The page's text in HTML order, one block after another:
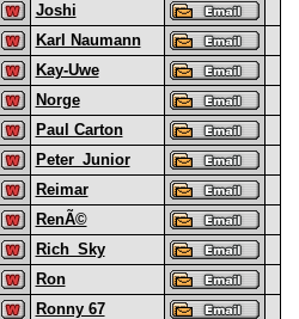
Joshi
Karl Naumann
Kay-Uwe
Norge
Paul Carton
Peter_Junior
Reimar
RenÃ©
Rich_Sky
Ron
Ronny 67